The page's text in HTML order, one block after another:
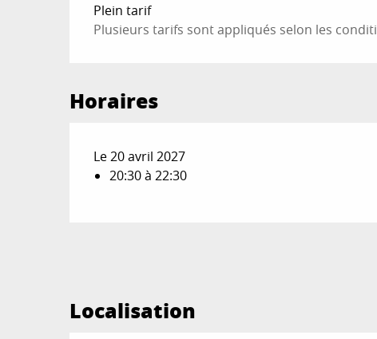
Plein tarif
Plusieurs tarifs sont appliqués selon les
Horaires
Le 20 avril 2027
20:30 à 22:30
Localisation